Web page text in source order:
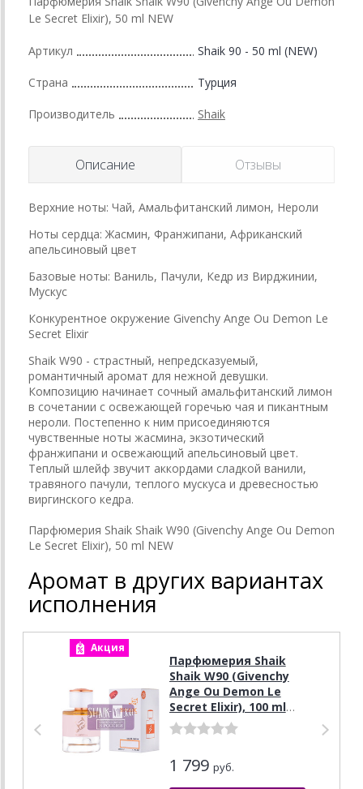
Le Secret Elixir), 50 ml NEW
Артикул Shaik 90 - 50 ml (NEW)
Страна Турция
Производитель Shaik
Описание Отзывы
Верхние ноты: Чай, Амальфитанский лимон, Нероли
Ноты сердца: Жасмин, Франжипани, Африканский
апельсиновый цвет
Базовые ноты: Ваниль, Пачули, Кедр из Вирджинии,
Мускус
Конкурентное окружение Givenchy Ange Ou Demon Le
Secret Elixir
Shaik W90 - страстный, непредсказуемый,
романтичный аромат для нежной девушки.
Композицию начинает сочный амальфитанский лимон
в сочетании с освежающей горечью чая и пикантным
нероли. Постепенно к ним присоединяются
чувственные ноты жасмина, экзотический
франжипани и освежающий апельсиновый цвет.
Теплый шлейф звучит аккордами сладкой ванили,
травяного пачули, теплого мускуса и древесностью
виргинского кедра.
Парфюмерия Shaik Shaik W90 (Givenchy Ange Ou Demon
Le Secret Elixir), 50 ml NEW
Аромат в других вариантах
исполнения
Акция
Парфюмерия Shaik
Shaik W90 (Givenchy
Ange Ou Demon Le
Secret Elixir), 100 ml
NEW
1 799 руб.